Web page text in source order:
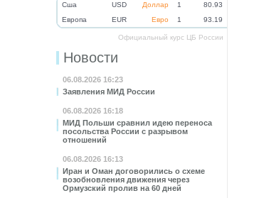
Cша USD Доллар 1
80.93
Eвропа
EUR Евро 1 93.19
Официальный курс ЦБ России
Новости
06.08.2026 16:23
Заявления МИД России
06.08.2026 16:18
МИД Польши сравнил идею переноса
посольства России с разрывом
отношений
06.08.2026 16:13
Иран и Оман договорились о схеме
возобновления движения через
Ормузский пролив на 60 дней